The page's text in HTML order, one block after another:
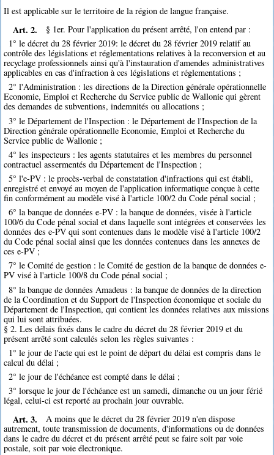
Il est applicable sur le territoire de la région de langue française.
Art. 2.
§ 1er. Pour l'application du présent arrêté, l'on entend par :
1° le décret du 28 février 2019: le décret du 28 février 2019 relatif au
contrôle des législations et réglementations relatives à la reconversion et au
recyclage professionnels ainsi qu'à l'instauration d'amendes administratives
applicables en cas d'infraction à ces législations et réglementations ;
2° l'Administration : les directions de la Direction générale opérationnelle
Economie, Emploi et Recherche du Service public de Wallonie qui gèrent
des demandes de subventions, indemnités ou allocations ;
3° le Département de l'Inspection : le Département de l'Inspection de la
Direction générale opérationnelle Economie, Emploi et Recherche du
Service public de Wallonie ;
4° les inspecteurs : les agents statutaires et les membres du personnel
contractuel assermentés du Département de l'Inspection ;
5° l'e-PV : le procès-verbal de constatation d'infractions qui est établi,
enregistré et envoyé au moyen de l'application informatique conçue à cette
fin conformément au modèle visé à l'article 100/2 du Code pénal social ;
6° la banque de données e-PV : la banque de données, visée à l'article
100/6 du Code pénal social et dans laquelle sont intégrées et conservées les
données des e-PV qui sont contenues dans le modèle visé à l'article 100/2
du Code pénal social ainsi que les données contenues dans les annexes de
ces e-PV ;
7° le Comité de gestion : le Comité de gestion de la banque de données e-
PV visé à l'article 100/8 du Code pénal social ;
8° la banque de données Amadeus : la banque de données de la direction
de la Coordination et du Support de l'Inspection économique et sociale du
Département de l'Inspection, qui contient les données relatives aux missions
qui lui sont attribuées.
§ 2. Les délais fixés dans le cadre du décret du 28 février 2019 et du
présent arrêté sont calculés selon les règles suivantes :
1° le jour de l'acte qui est le point de départ du délai est compris dans le
calcul du délai ;
2° le jour de l'échéance est compté dans le délai ;
3° lorsque le jour de l'échéance est un samedi, dimanche ou un jour férié
légal, celui-ci est reporté au prochain jour ouvrable.
Art. 3.
A moins que le décret du 28 février 2019 n'en dispose
autrement, toute transmission de documents, d'informations ou de données
dans le cadre du décret et du présent arrêté peut se faire soit par voie
postale, soit par voie électronique.